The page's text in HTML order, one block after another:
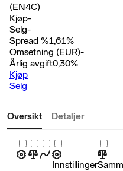
(EN4C)
Kjøp-
Selg-
Spread %1,61%
Omsetning (EUR)-
Årlig avgift0,30%
Kjøp
Selg
Oversikt Detaljer
Innstillinger